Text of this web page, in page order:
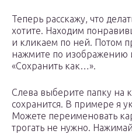
Теперь расскажу, что
хотите. Находим
и кликаем по ней. Потом
нажмите по изображению
«Сохранить как…».
Слева выберите папку на
сохранится. В примере я
Можете переименовать
трогать не нужно.